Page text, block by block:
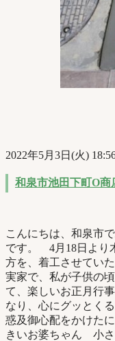
2022年5月3日(火)
和泉市池田下町O商
こんにちは、和泉市
です。 4月18日より
方を、着工させてい
実家で、私が子供の
て、楽しいお正月行
なり、心にグッとく
惑及御心配をかけた
きいお婆ちゃん 小